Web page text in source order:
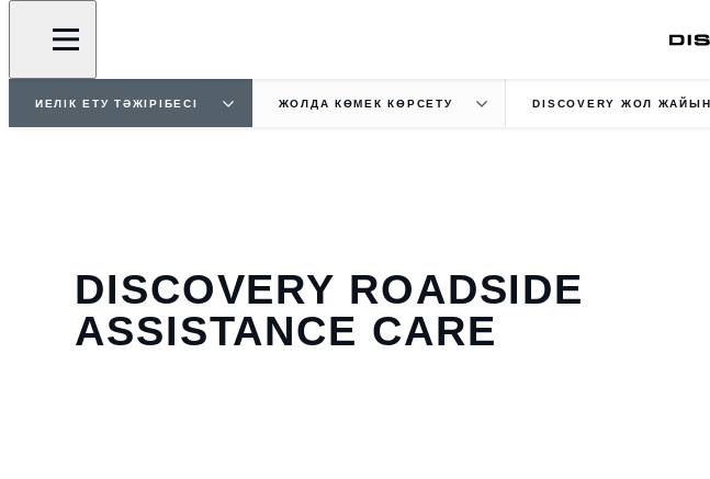
ИЕЛІК ЕТУ ТӘЖІРІБЕСІ ЖОЛДА КӨМЕК КӨРСЕТУ DISCOVERY ЖОЛ
DISCOVERY ROADSIDE
ASSISTANCE CARE